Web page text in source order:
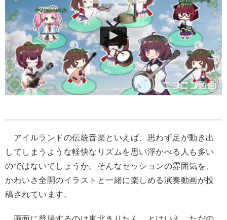
アイルランドの伝統音楽といえば、思わず足が動き出
してしまうような軽快なリズムを思い浮かべる人も多い
のではないでしょうか。そんなセッションの雰囲気を、
かわいさ全開のイラストと一緒に楽しめる演奏動画が投
稿されています。